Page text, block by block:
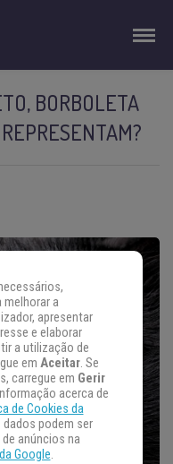
BORBOLETA
a
apresentar
e elaborar
a utilização de
em Aceitar. Se
carregue em Gerir
acerca de
de Cookies da
podem ser
anúncios na
Google.